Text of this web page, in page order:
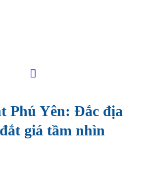
Phú Yên: Đắc địa
giá tầm nhìn